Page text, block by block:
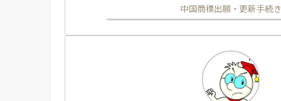
中国商標出願・更新手続き